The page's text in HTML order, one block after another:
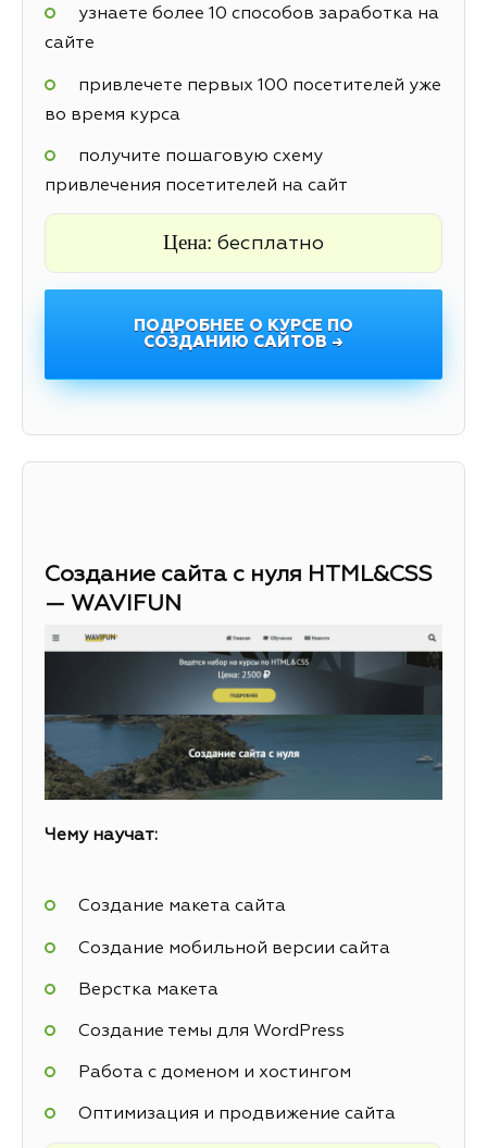
узнаете более 10 способов заработка на
сайте
привлечете первых 100 посетителей уже
во время курса
получите пошаговую схему
привлечения посетителей на сайт
Цена: бесплатно
ПОДРОБНЕЕ О КУРСЕ ПО
СОЗДАНИЮ САЙТОВ →
Создание сайта с нуля HTML&CSS
— WAVIFUN
Чему научат:
Создание макета сайта
Создание мобильной версии сайта
Верстка макета
Создание темы для WordPress
Работа с доменом и хостингом
Оптимизация и продвижение сайта